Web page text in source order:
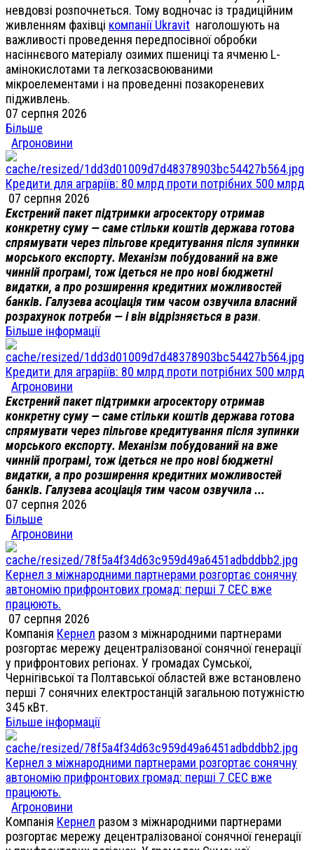
невдовзі розпочнеться. Тому водночас із традиційним
живленням фахівці компанії Ukravit наголошують на
важливості проведення передпосівної обробки
насіннєвого матеріалу озимих пшениці та ячменю L-
амінокислотами та легкозасвоюваними
мікроелементами і на проведенні позакореневих
підживлень.
07 серпня 2026
Більше
Агроновини
Кредити для аграріїв: 80 млрд проти потрібних 500 млрд
07 серпня 2026
Екстрений пакет підтримки агросектору отримав
конкретну суму — саме стільки коштів держава готова
спрямувати через пільгове кредитування після зупинки
морського експорту. Механізм побудований на вже
чинній програмі, тож ідеться не про нові бюджетні
видатки, а про розширення кредитних можливостей
банків. Галузева асоціація тим часом озвучила власний
розрахунок потреби — і він відрізняється в рази.
Більше інформації
Кредити для аграріїв: 80 млрд проти потрібних 500 млрд
Агроновини
Екстрений пакет підтримки агросектору отримав
конкретну суму — саме стільки коштів держава готова
спрямувати через пільгове кредитування після зупинки
морського експорту. Механізм побудований на вже
чинній програмі, тож ідеться не про нові бюджетні
видатки, а про розширення кредитних можливостей
банків. Галузева асоціація тим часом озвучила ...
07 серпня 2026
Більше
Агроновини
Кернел з міжнародними партнерами розгортає сонячну
автономію прифронтових громад: перші 7 СЕС вже
працюють.
07 серпня 2026
Компанія Кернел разом з міжнародними партнерами
розгортає мережу децентралізованої сонячної генерації
у прифронтових регіонах. У громадах Сумської,
Чернігівської та Полтавської областей вже встановлено
перші 7 сонячних електростанцій загальною потужністю
345 кВт.
Більше інформації
Кернел з міжнародними партнерами розгортає сонячну
автономію прифронтових громад: перші 7 СЕС вже
працюють.
Агроновини
Компанія Кернел разом з міжнародними партнерами
розгортає мережу децентралізованої сонячної генерації